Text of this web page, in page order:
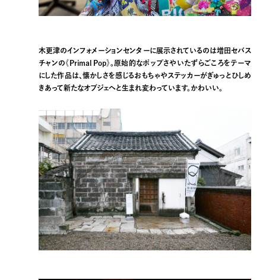
木更津のインフォメーションセンターに展示されているのは増田セバス
チャンの《Primal Pop》。原始的なポップさやいたずらごころをテーマ
にした作品は、懐かしさを感じるおもちゃやステッカーがぎゅっとひしめ
きあって新たなオブジェへと生まれ変わっています。かわいい。